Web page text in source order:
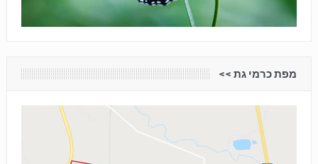
מפת כרמי גת <<